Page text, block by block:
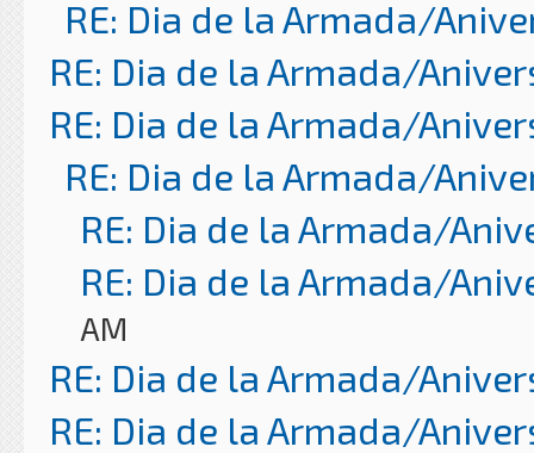
RE: Dia de la Armada/
RE: Dia de la Armada/
RE: Dia de la Armada/
RE: Dia de la Armada/
RE: Dia de la Armada/
RE: Dia de la Armada/
AM
RE: Dia de la Armada/
RE: Dia de la Armada/